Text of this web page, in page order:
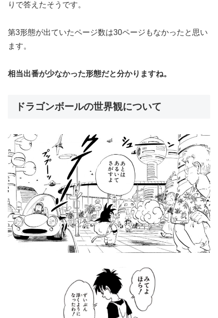
りで答えたそうです。
第3形態が出ていたページ数は30ページもなかったと思い
ます。
相当出番が少なかった形態だと分かりますね。
ドラゴンボールの世界観について